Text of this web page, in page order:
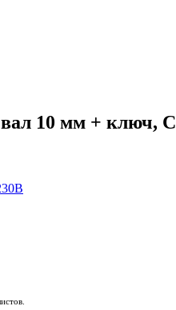
10 мм + ключ,